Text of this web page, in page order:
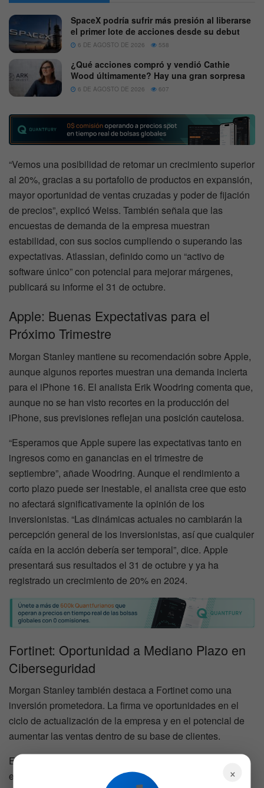
SpaceX podría sufrir más presión al liberarse
el primer lote de acciones desde su debut
6 DE AGOSTO DE 2026 558
¿Qué acciones compró y vendió Cathie
Wood últimamente? Hay una gran sorpresa
6 DE AGOSTO DE 2026 607
“Vemos una posibilidad de retomar un crecimiento superior
al 20%, gracias a su portafolio de productos en expansión,
mayor oportunidad de ventas cruzadas y poder de fijación
de precios”, explicó Weiss. También señala que las
encuestas de demanda de la empresa muestran
estabilidad, con sus socios cumpliendo o superando las
expectativas. Atlassian, definido como un “activo de
software único” con potencial para mejorar márgenes,
publicará su informe el 31 de octubre.
Apple: Buenas Expectativas para el
Próximo Trimestre
Morgan Stanley mantiene su recomendación sobre Apple,
aunque algunos reportes muestran una demanda incierta
para el iPhone 16. El analista Erik Woodring comenta que,
aunque no se han visto recortes en la producción del
iPhone, sus previsiones reflejan una posición cautelosa.
“Esperamos que Apple supere las expectativas tanto en
ingresos como en ganancias en el trimestre de
septiembre”, añade Woodring. Aunque el rendimiento a
corto plazo puede ser inestable, el analista cree que esto
no afectará significativamente la opinión de los
inversionistas. “Las dinámicas actuales no cambiarán la
percepción general de los inversionistas, así que cualquier
caída en la acción debería ser temporal”, dice. Apple
presentará sus resultados el 31 de octubre y ya ha
registrado un crecimiento de 20% en 2024.
Fortinet: Oportunidad a Mediano Plazo en
Ciberseguridad
Morgan Stanley también destaca a Fortinet como una
inversión prometedora. La firma ve oportunidades en el
ciclo de actualización de la empresa y en el potencial de
aumentar las ventas dentro de su base de clientes.
En el corto plazo, los datos muestran una demanda
estable para Fortinet, sin signos de renovaciones
×